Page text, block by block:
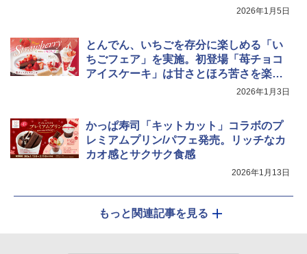
2026年1月5日
とんでん、いちごを存分に楽しめる「い
ちごフェア」を実施。初登場「苺チョコ
アイスケーキ」は甘さとほろ苦さを楽し
2026年1月3日
かっぱ寿司「キットカット」コラボのプ
レミアムプリン/パフェ発売。リッチなカ
カオ感とサクサク食感
2026年1月13日
もっと関連記事を見る